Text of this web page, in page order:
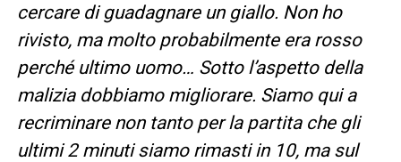
cercare di guadagnare un giallo. Non ho
rivisto, ma molto probabilmente era rosso
perché ultimo uomo… Sotto l’aspetto della
malizia dobbiamo migliorare. Siamo qui a
recriminare non tanto per la partita che gli
ultimi 2 minuti siamo rimasti in 10, ma sul